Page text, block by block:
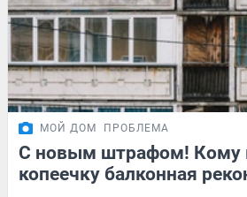
МОЙ ДОМ ПРОБЛЕМА
С новым штрафом! Кому
копеечку балконная